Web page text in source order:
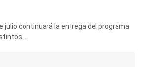
julio continuará la entrega del programa